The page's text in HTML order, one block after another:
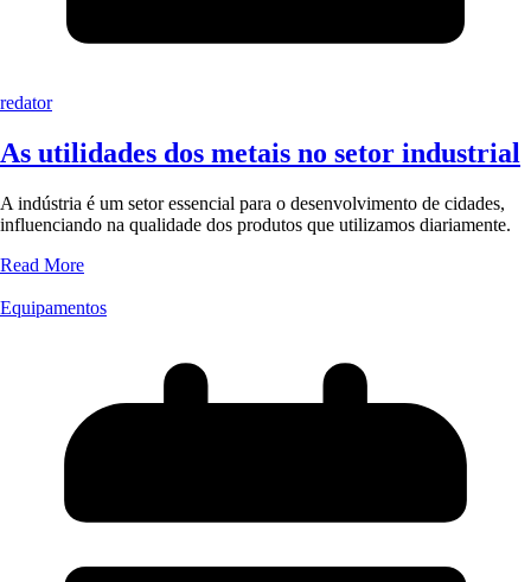
redator
As utilidades dos metais no setor industrial
A indústria é um setor essencial para o desenvolvimento de cidades,
influenciando na qualidade dos produtos que utilizamos diariamente.
Read More
Equipamentos